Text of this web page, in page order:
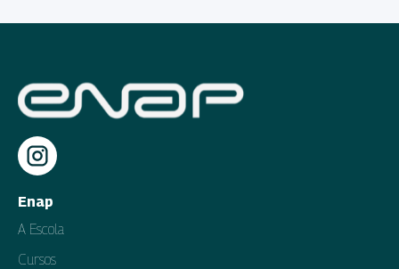
Enap
A Escola
Cursos